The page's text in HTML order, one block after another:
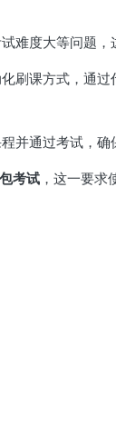
难度大等问题，
刷课方式，通
并通过考试，确
考试 ，这一要